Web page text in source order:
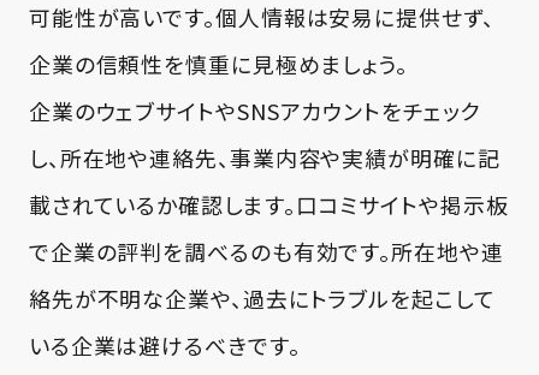
可能性が高いです。個人情報は安易に提供せず、
企業の信頼性を慎重に見極めましょう。
企業のウェブサイトやSNSアカウントをチェック
し、所在地や連絡先、事業内容や実績が明確に記
載されているか確認します。口コミサイトや掲示板
で企業の評判を調べるのも有効です。所在地や連
絡先が不明な企業や、過去にトラブルを起こして
いる企業は避けるべきです。